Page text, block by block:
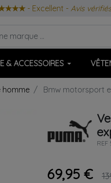
- Excellent - Avis
& ACCESSOIRES
homme Bmw motorsport
REF
69,95 €